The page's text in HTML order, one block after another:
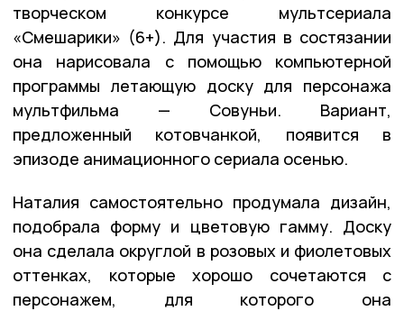
творческом конкурсе мультсериала
«Смешарики» (6+). Для участия в состязании
она нарисовала с помощью компьютерной
программы летающую доску для персонажа
мультфильма — Совуньи. Вариант,
предложенный котовчанкой, появится в
эпизоде анимационного сериала осенью.
Наталия самостоятельно продумала дизайн,
подобрала форму и цветовую гамму. Доску
она сделала округлой в розовых и фиолетовых
оттенках, которые хорошо сочетаются с
персонажем, для которого она